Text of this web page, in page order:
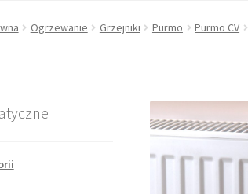
Ogrzewanie Grzejniki Purmo Purmo CV